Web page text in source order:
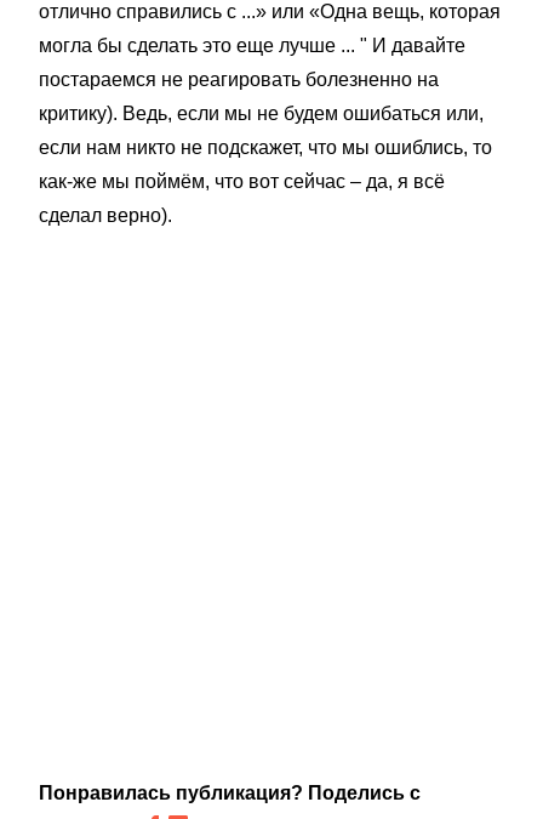
отлично справились с ...» или «Одна вещь, которая
могла бы сделать это еще лучше ... " И давайте
постараемся не реагировать болезненно на
критику). Ведь, если мы не будем ошибаться или,
если нам никто не подскажет, что мы ошиблись, то
как-же мы поймём, что вот сейчас – да, я всё
сделал верно).
Понравилась публикация? Поделись с